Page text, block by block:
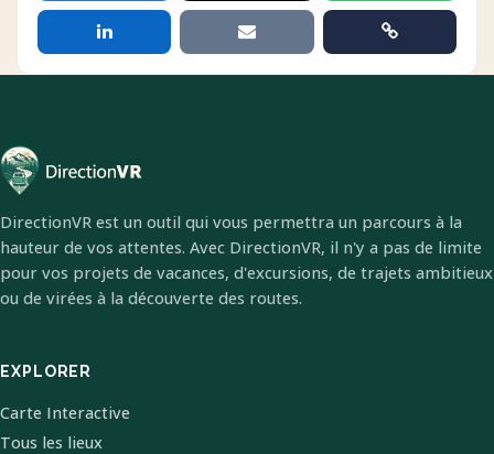
DirectionVR est un outil qui vous permettra un parcours à la
hauteur de vos attentes. Avec DirectionVR, il n'y a pas de limite
pour vos projets de vacances, d'excursions, de trajets ambitieux
ou de virées à la découverte des routes.
EXPLORER
Carte Interactive
Tous les lieux